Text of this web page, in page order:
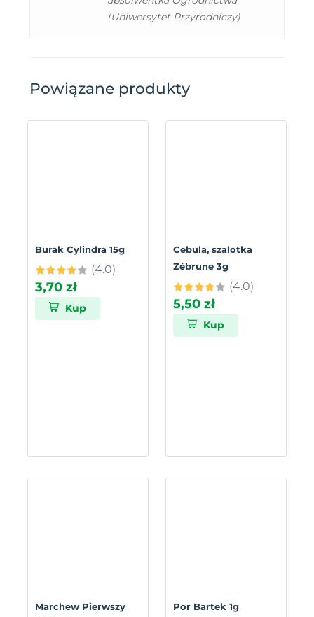
(Uniwersytet Przyrodniczy)
Powiązane produkty
Burak Cylindra 15g
(4.0)
3,70 zł
Kup
Cebula, szalotka
Zébrune 3g
(4.0)
5,50 zł
Kup
Marchew Pierwszy
Por Bartek 1g